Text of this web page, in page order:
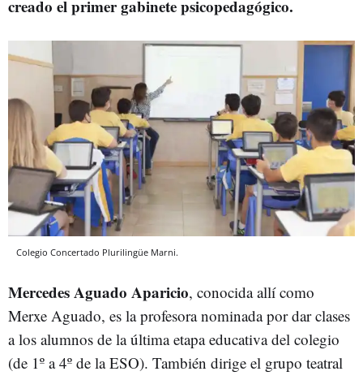
creado el primer gabinete psicopedagógico.
Colegio Concertado Plurilingüe Marni.
Mercedes Aguado Aparicio, conocida allí como
Merxe Aguado, es la profesora nominada por dar clases
a los alumnos de la última etapa educativa del colegio
(de 1º a 4º de la ESO). También dirige el grupo teatral